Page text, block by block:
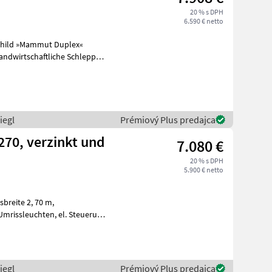
20 % s DPH
6.590 € netto
»Mammut Duplex«
Schlepper
Prémiový Plus predajca
verzinkt und 7.080 €
20 % s DPH
5.900 € netto
Prémiový Plus predajca